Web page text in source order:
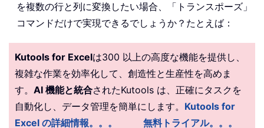
を複数の行と列に変換したい場合、「トランスポーズ」
コマンドだけで実現できるでしょうか？たとえば：
Kutools for Excelは300 以上の高度な機能を提供し、
複雑な作業を効率化して、創造性と生産性を高めま
す。 AI 機能と統合されたKutools は、正確にタスクを
自動化し、データ管理を簡単にします。 Kutools for
Excel の詳細情報。。。
無料トライアル。。。